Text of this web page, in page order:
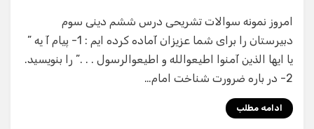
امروز نمونه سوالات تشریحی درس ششم دینی سوم
دبیرستان را برای شما عزیزان آماده کرده ایم : 1- پیام آ یه ”
یا ایها الذین آمنوا اطیعوالله و اطیعوالرسول . . .” را بنویسید.
2- در باره ضرورت شناخت امام…
ادامه مطلب